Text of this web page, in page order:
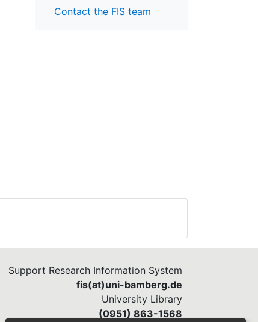
Contact the FIS team
Support Research Information System
fis(at)uni-bamberg.de
University Library
(0951) 863-1568